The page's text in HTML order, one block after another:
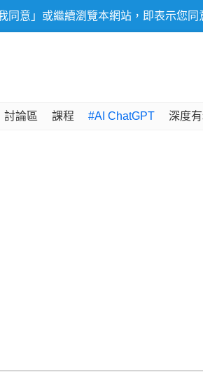
同意」或繼續瀏覽本網站，即表示您同
討論區 課程 #AI ChatGPT 深度